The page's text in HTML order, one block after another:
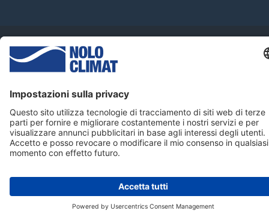
Copyright ©2012-2026 Nolo Climat S.r.l.